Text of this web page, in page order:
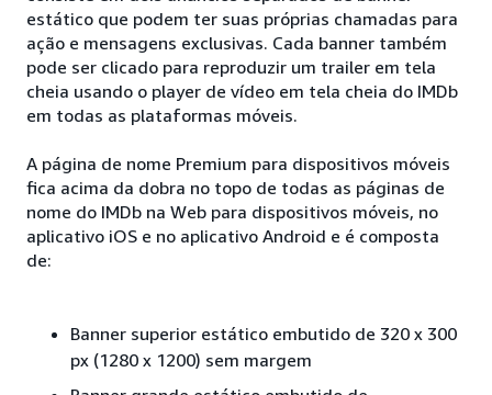
estático que podem ter suas próprias chamadas para
ação e mensagens exclusivas. Cada banner também
pode ser clicado para reproduzir um trailer em tela
cheia usando o player de vídeo em tela cheia do IMDb
em todas as plataformas móveis.
A página de nome Premium para dispositivos móveis
fica acima da dobra no topo de todas as páginas de
nome do IMDb na Web para dispositivos móveis, no
aplicativo iOS e no aplicativo Android e é composta
de:
Banner superior estático embutido de 320 x 300
px (1280 x 1200) sem margem